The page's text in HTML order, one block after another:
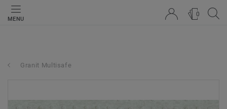
MENU
0
Granit Multisafe